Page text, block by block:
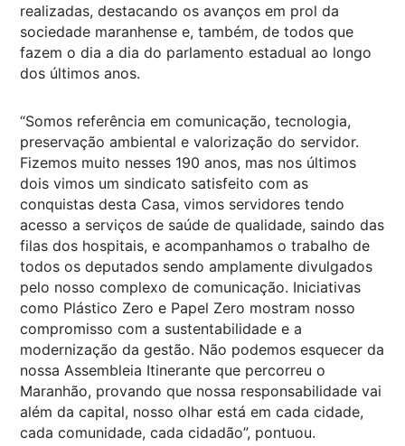
realizadas, destacando os avanços em prol da
sociedade maranhense e, também, de todos que
fazem o dia a dia do parlamento estadual ao longo
dos últimos anos.
“Somos referência em comunicação, tecnologia,
preservação ambiental e valorização do servidor.
Fizemos muito nesses 190 anos, mas nos últimos
dois vimos um sindicato satisfeito com as
conquistas desta Casa, vimos servidores tendo
acesso a serviços de saúde de qualidade, saindo das
filas dos hospitais, e acompanhamos o trabalho de
todos os deputados sendo amplamente divulgados
pelo nosso complexo de comunicação. Iniciativas
como Plástico Zero e Papel Zero mostram nosso
compromisso com a sustentabilidade e a
modernização da gestão. Não podemos esquecer da
nossa Assembleia Itinerante que percorreu o
Maranhão, provando que nossa responsabilidade vai
além da capital, nosso olhar está em cada cidade,
cada comunidade, cada cidadão”, pontuou.